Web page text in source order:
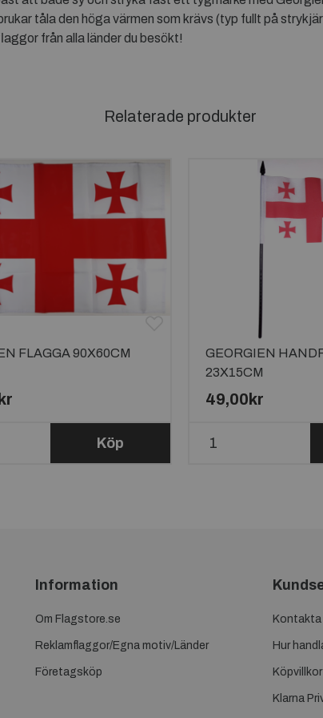
tåla den höga värmen som krävs (typ fullt på
från alla länder du besökt!
Relaterade produkter
FLAGGA 90X60CM
Köp
GEORGIEN
23X15CM
49,00kr
Information
Om Flagstore.se
Reklamflaggor/Egna motiv/Länder
Företagsköp
Hur
Köpvillkor
Klarna